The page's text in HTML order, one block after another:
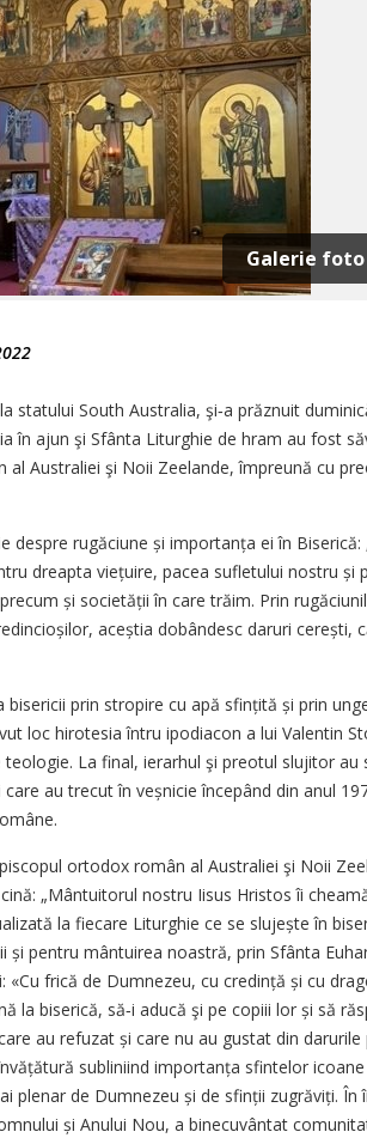
Galerie foto
statului South Australia, şi‑a prăznuit
în ajun şi Sfânta Liturghie de hram au fost
Australiei şi Noii Zeelande, împreună cu
rugăciune și importanța ei în Biserică:
dreapta viețuire, pacea sufletului nostru și
și societății în care trăim. Prin
aceștia dobândesc daruri cerești,
prin stropire cu apă sfințită și prin
loc hirotesia întru ipodiacon a lui Valentin
La final, ierarhul şi preotul slujitor au
au trecut în veșnicie începând din anul
ortodox român al Australiei şi Noii
„Mântuitorul nostru Iisus Hristos îi
la fiecare Liturghie ce se slujește în
pentru mântuirea noastră, prin Sfânta
frică de Dumnezeu, cu credință și cu
la biserică, să‑i aducă şi pe copiii lor și să
au refuzat și care nu au gustat din darurile
subliniind importanța sfintelor icoane
plenar de Dumnezeu și de sfinții zugrăviți. În
și Anului Nou, a binecuvântat